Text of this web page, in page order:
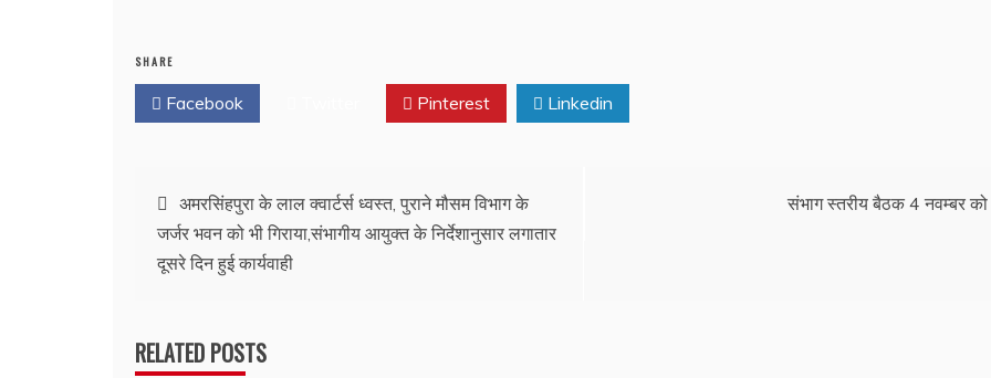
SHARE
Facebook Pinterest Linkedin
Post
navigation
अमरसिंहपुरा के लाल क्वार्टर्स ध्वस्त, पुराने मौसम विभाग के
जर्जर भवन को भी गिराया,संभागीय आयुक्त के निर्देशानुसार लगातार
दूसरे दिन हुई कार्यवाही
संभाग स्तरीय बैठक 4 नवम्बर को
RELATED POSTS